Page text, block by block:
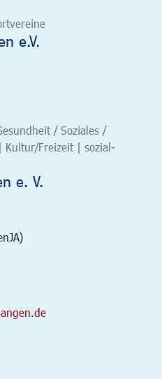
e.V.
/ Soziales /
Kultur/Freizeit | sozial-
e. V.